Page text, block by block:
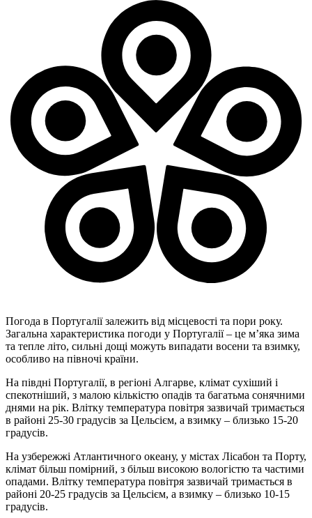
Погода в Португалії залежить від місцевості та пори року.
Загальна характеристика погоди у Португалії – це м’яка зима
та тепле літо, сильні дощі можуть випадати восени та взимку,
особливо на півночі країни.
На півдні Португалії, в регіоні Алгарве, клімат сухіший і
спекотніший, з малою кількістю опадів та багатьма сонячними
днями на рік. Влітку температура повітря зазвичай тримається
в районі 25-30 градусів за Цельсієм, а взимку – близько 15-20
градусів.
На узбережжі Атлантичного океану, у містах Лісабон та Порту,
клімат більш помірний, з більш високою вологістю та частими
опадами. Влітку температура повітря зазвичай тримається в
районі 20-25 градусів за Цельсієм, а взимку – близько 10-15
градусів.